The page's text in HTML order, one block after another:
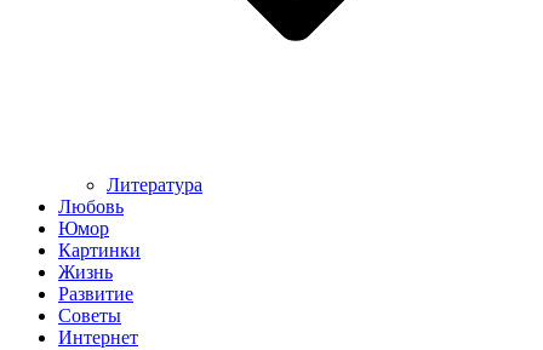
Литература
Любовь
Юмор
Картинки
Жизнь
Развитие
Советы
Интернет